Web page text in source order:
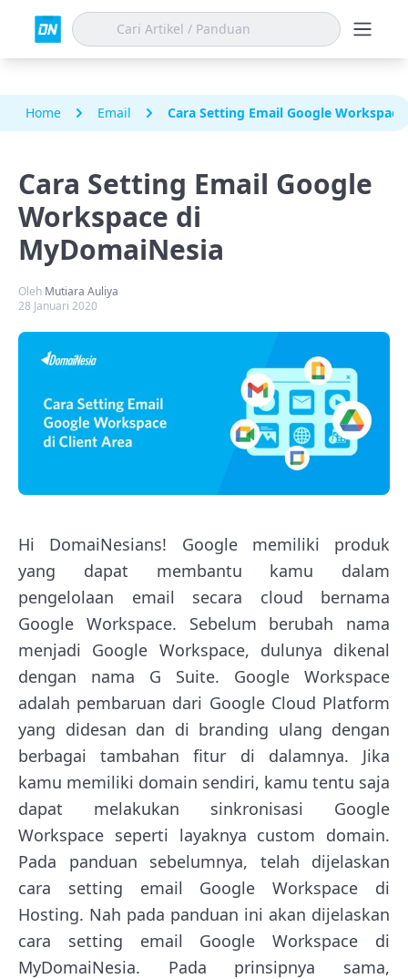
Home Email Cara Setting Email Google
Cara Setting Email Google
Workspace di
MyDomaiNesia
Oleh Mutiara Auliya
28 Januari 2020
Hi DomaiNesians! Google memiliki produk
yang dapat membantu kamu dalam
pengelolaan email secara cloud bernama
Google Workspace. Sebelum berubah nama
menjadi Google Workspace, dulunya dikenal
dengan nama G Suite. Google Workspace
adalah pembaruan dari Google Cloud Platform
yang didesan dan di branding ulang dengan
berbagai tambahan fitur di dalamnya. Jika
kamu memiliki domain sendiri, kamu tentu saja
dapat melakukan sinkronisasi Google
Workspace seperti layaknya custom domain.
Pada panduan sebelumnya, telah dijelaskan
cara setting email Google Workspace di
Hosting. Nah pada panduan ini akan dijelaskan
cara setting email Google Workspace di
MyDomaiNesia. Pada prinsipnya sama,